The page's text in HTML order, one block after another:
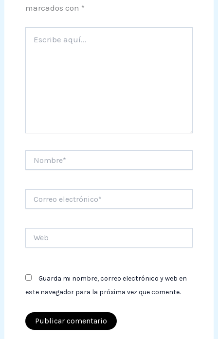
marcados con *
aquí...
electrónico*
Guarda mi nombre, correo electrónico y web en
este navegador para la próxima vez que comente.